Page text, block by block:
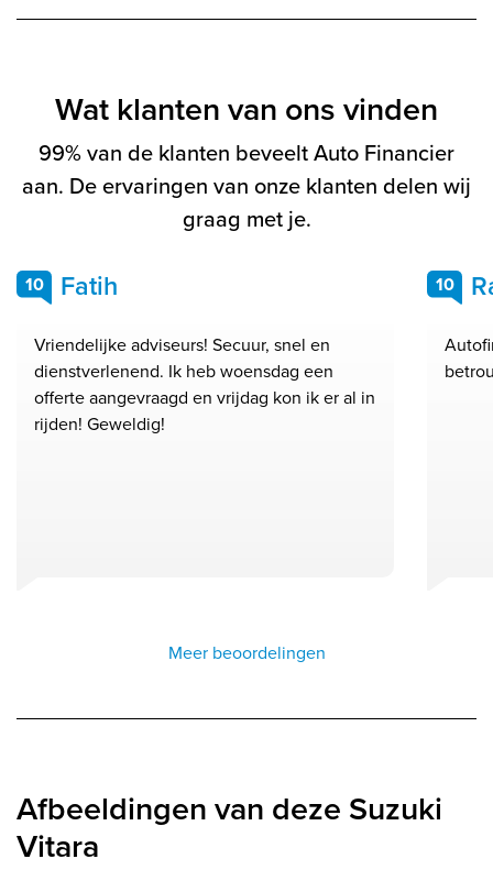
Wat klanten van ons vinden
99% van de klanten beveelt Auto Financier
aan. De ervaringen van onze klanten delen wij
graag met je.
10 Fatih
Vriendelijke adviseurs! Secuur, snel en
dienstverlenend. Ik heb woensdag een
offerte aangevraagd en vrijdag kon ik er al in
rijden! Geweldig!
10
Meer beoordelingen
Afbeeldingen van deze Suzuki
Vitara